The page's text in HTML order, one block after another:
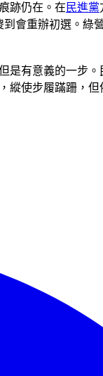
跡仍在。在 民進黨
會重辦初選。綠
是有意義的一步
縱使步履蹣跚，